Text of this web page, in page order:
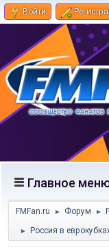
Войти
Главное
FMFan.ru ► Форум ►
► Россия в